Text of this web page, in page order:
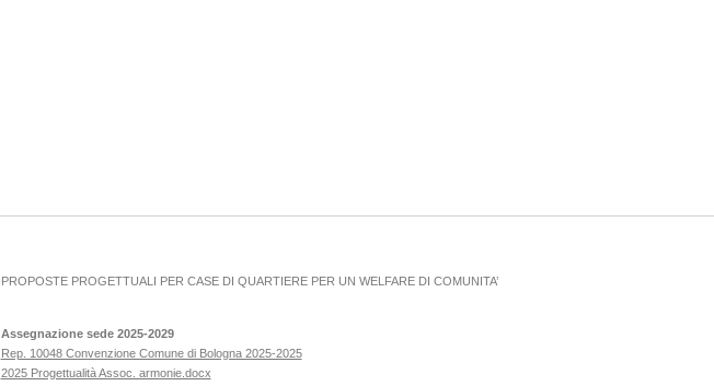
PROPOSTE PROGETTUALI PER CASE DI QUARTIERE PER UN WELFARE DI COMUNITA’
Assegnazione sede 2025-2029
Rep. 10048 Convenzione Comune di Bologna 2025-2025
2025 Progettualità Assoc. armonie.docx